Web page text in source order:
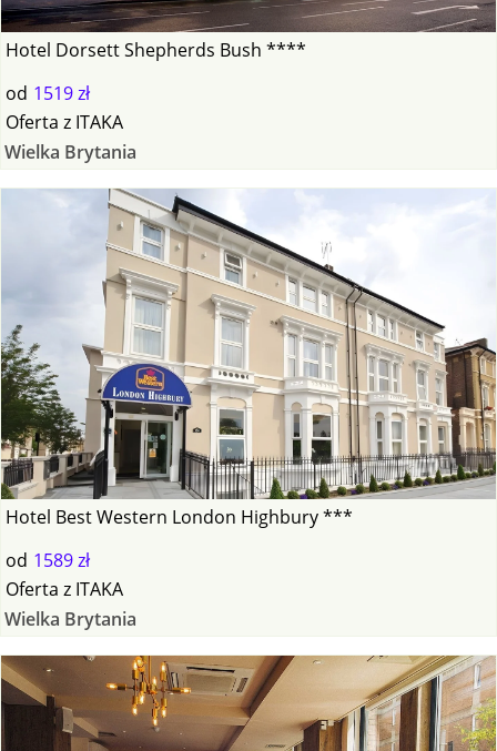
Hotel Dorsett Shepherds Bush ****
od 1519 zł
Oferta z ITAKA
Wielka Brytania
Hotel Best Western London Highbury ***
od 1589 zł
Oferta z ITAKA
Wielka Brytania